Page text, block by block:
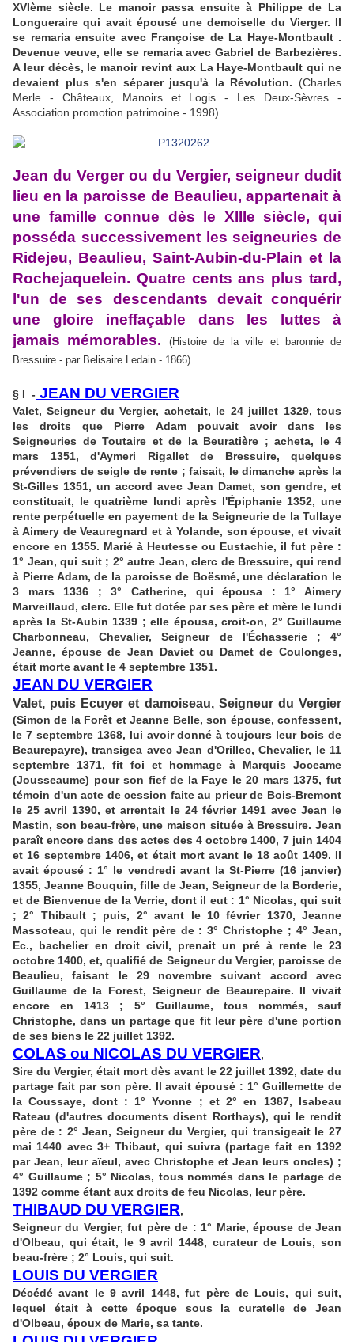
XVIème siècle. Le manoir passa ensuite à Philippe de La
Longueraire qui avait épousé une demoiselle du Vierger. Il
se remaria ensuite avec Françoise de La Haye-Montbault .
Devenue veuve, elle se remaria avec Gabriel de Barbezières.
A leur décès, le manoir revint aux La Haye-Montbault qui ne
devaient plus s'en séparer jusqu'à la Révolution. (Charles
Merle - Châteaux, Manoirs et Logis - Les Deux-Sèvres -
Association promotion patrimoine - 1998)
Jean du Verger ou du Vergier, seigneur dudit
lieu en la paroisse de Beaulieu, appartenait à
une famille connue dès le XIIIe siècle, qui
posséda successivement les seigneuries de
Ridejeu, Beaulieu, Saint-Aubin-du-Plain et la
Rochejaquelein. Quatre cents ans plus tard,
l'un de ses descendants devait conquérir
une gloire ineffaçable dans les luttes à
jamais mémorables.
(Histoire de la ville et baronnie de
Bressuire - par Belisaire Ledain - 1866)
§ I - JEAN DU VERGIER
Valet, Seigneur du Vergier, achetait, le 24 juillet 1329, tous
les droits que Pierre Adam pouvait avoir dans les
Seigneuries de Toutaire et de la Beuratière ; acheta, le 4
mars 1351, d'Aymeri Rigallet de Bressuire, quelques
prévendiers de seigle de rente ; faisait, le dimanche après la
St-Gilles 1351, un accord avec Jean Damet, son gendre, et
constituait, le quatrième lundi après l'Épiphanie 1352, une
rente perpétuelle en payement de la Seigneurie de la Tullaye
à Aimery de Veauregnard et à Yolande, son épouse, et vivait
encore en 1355. Marié à Heutesse ou Eustachie, il fut père :
1° Jean, qui suit ; 2° autre Jean, clerc de Bressuire, qui rend
à Pierre Adam, de la paroisse de Boësmé, une déclaration le
3 mars 1336 ; 3° Catherine, qui épousa : 1° Aimery
Marveillaud, clerc. Elle fut dotée par ses père et mère le lundi
après la St-Aubin 1339 ; elle épousa, croit-on, 2° Guillaume
Charbonneau, Chevalier, Seigneur de l'Échasserie ; 4°
Jeanne, épouse de Jean Daviet ou Damet de Coulonges,
était morte avant le 4 septembre 1351.
JEAN DU VERGIER
Valet, puis Ecuyer et damoiseau, Seigneur du Vergier
(Simon de la Forêt et Jeanne Belle, son épouse, confessent,
le 7 septembre 1368, lui avoir donné à toujours leur bois de
Beaurepayre), transigea avec Jean d'Orillec, Chevalier, le 11
septembre 1371, fit foi et hommage à Marquis Joceame
(Jousseaume) pour son fief de la Faye le 20 mars 1375, fut
témoin d'un acte de cession faite au prieur de Bois-Bremont
le 25 avril 1390, et arrentait le 24 février 1491 avec Jean le
Mastin, son beau-frère, une maison située à Bressuire. Jean
paraît encore dans des actes des 4 octobre 1400, 7 juin 1404
et 16 septembre 1406, et était mort avant le 18 août 1409. Il
avait épousé : 1° le vendredi avant la St-Pierre (16 janvier)
1355, Jeanne Bouquin, fille de Jean, Seigneur de la Borderie,
et de Bienvenue de la Verrie, dont il eut : 1° Nicolas, qui suit
; 2° Thibault ; puis, 2° avant le 10 février 1370, Jeanne
Massoteau, qui le rendit père de : 3° Christophe ; 4° Jean,
Ec., bachelier en droit civil, prenait un pré à rente le 23
octobre 1400, et, qualifié de Seigneur du Vergier, paroisse de
Beaulieu, faisant le 29 novembre suivant accord avec
Guillaume de la Forest, Seigneur de Beaurepaire. Il vivait
encore en 1413 ; 5° Guillaume, tous nommés, sauf
Christophe, dans un partage que fit leur père d'une portion
de ses biens le 22 juillet 1392.
COLAS ou NICOLAS DU VERGIER,
Sire du Vergier, était mort dès avant le 22 juillet 1392, date du
partage fait par son père. Il avait épousé : 1° Guillemette de
la Coussaye, dont : 1° Yvonne ; et 2° en 1387, Isabeau
Rateau (d'autres documents disent Rorthays), qui le rendit
père de : 2° Jean, Seigneur du Vergier, qui transigeait le 27
mai 1440 avec 3+ Thibaut, qui suivra (partage fait en 1392
par Jean, leur aïeul, avec Christophe et Jean leurs oncles) ;
4° Guillaume ; 5° Nicolas, tous nommés dans le partage de
1392 comme étant aux droits de feu Nicolas, leur père.
THIBAUD DU VERGIER,
Seigneur du Vergier, fut père de : 1° Marie, épouse de Jean
d'Olbeau, qui était, le 9 avril 1448, curateur de Louis, son
beau-frère ; 2° Louis, qui suit.
LOUIS DU VERGIER
Décédé avant le 9 avril 1448, fut père de Louis, qui suit,
lequel était à cette époque sous la curatelle de Jean
d'Olbeau, époux de Marie, sa tante.